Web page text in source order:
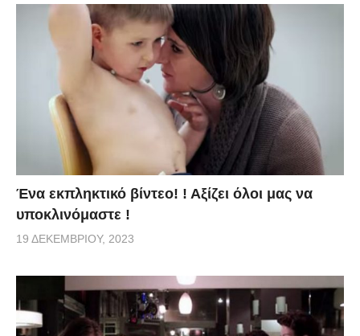
Ένα εκπληκτικό βίντεο! ! Αξίζει όλοι μας να
υποκλινόμαστε !
19 ΔΕΚΕΜΒΡΊΟΥ, 2023